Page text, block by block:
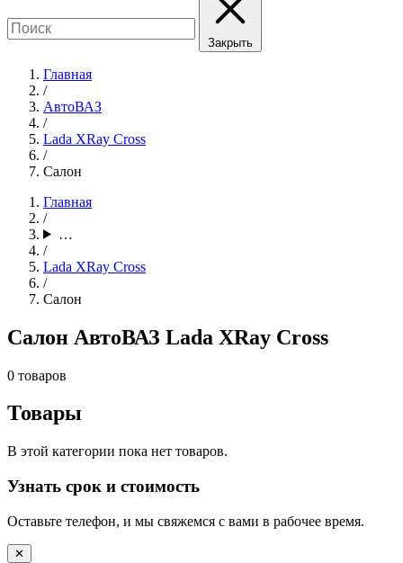
Закрыть
Главная
/
АвтоВАЗ
/
Lada XRay Cross
/
Салон
Главная
/
…
/
Lada XRay Cross
/
Салон
Салон АвтоВАЗ Lada XRay Cross
0 товаров
Товары
В этой категории пока нет товаров.
Узнать срок и стоимость
Оставьте телефон, и мы свяжемся с вами в рабочее время.
✕